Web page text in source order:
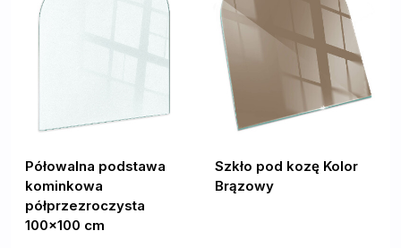
Półowalna podstawa
kominkowa
półprzezroczysta
100x100 cm
Szkło pod kozę Kolor
Brązowy